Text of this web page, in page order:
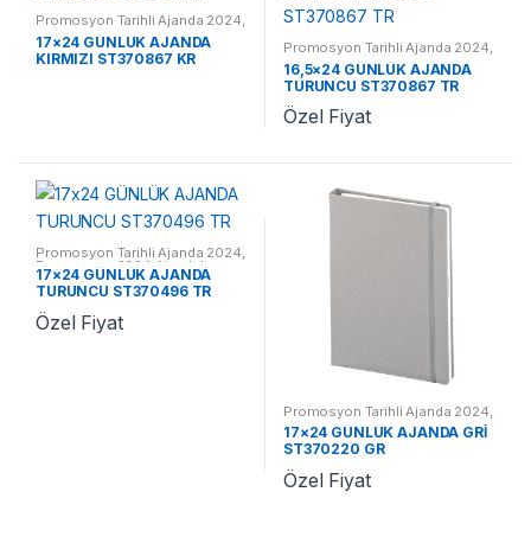
Promosyon Tarihli Ajanda 2024
Promosyon 2024 Ajandalar
17×24 GÜNLÜK AJANDA
KIRMIZI ST370867 KR
Promosyon Tarihli Ajanda 2024
Promosyon 2024 Ajandalar
16,5×24 GÜNLÜK AJANDA
TURUNCU ST370867 TR
Özel Fiyat
Promosyon Tarihli Ajanda 2024,
Promosyon 2024 Ajandalar
17×24 GÜNLÜK AJANDA
TURUNCU ST370496 TR
Özel Fiyat
Promosyon Tarihli Ajanda 2024
Promosyon 2024 Ajandalar
17×24 GÜNLÜK AJANDA GRİ
ST370220 GR
Özel Fiyat